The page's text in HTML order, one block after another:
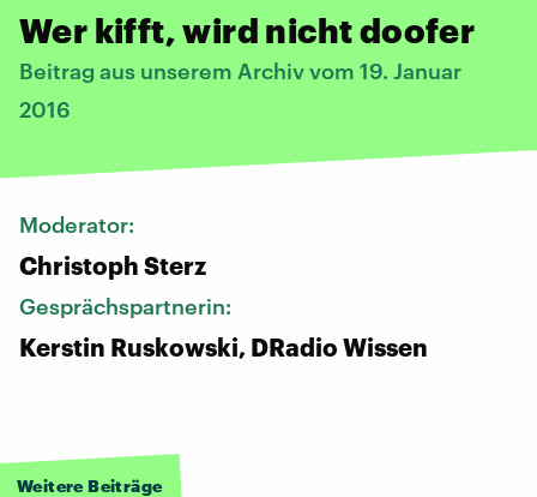
Wer kifft, wird nicht doofer
Beitrag aus unserem Archiv vom 19. Januar
2016
Moderator:
Christoph Sterz
Gesprächspartnerin:
Kerstin Ruskowski, DRadio Wissen
Weitere Beiträge